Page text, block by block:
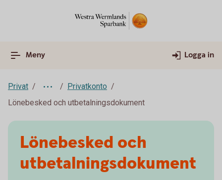
Meny Logga in
Privat
Privatkonto
Lönebesked och utbetalningsdokument
Lönebesked och
utbetalnings­dokument